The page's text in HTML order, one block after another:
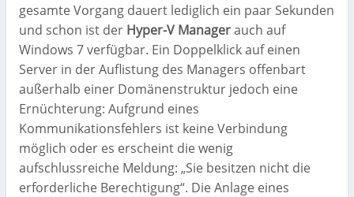
gesamte Vorgang dauert lediglich ein paar Sekunden
und schon ist der Hyper-V Managerauch auf
Windows 7 verfügbar. Ein Doppelklick auf einen
Server in der Auflistung des Managers offenbart
außerhalb einer Domänenstruktur jedoch eine
Ernüchterung: Aufgrund eines
Kommunikationsfehlers ist keine Verbindung
möglich oder es erscheint die wenig
aufschlussreiche Meldung: „Sie besitzen nicht die
erforderliche Berechtigung“. Die Anlage eines